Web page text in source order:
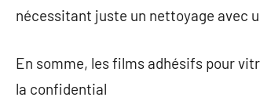
nécessitant juste un nettoyage avec
En somme, les films adhésifs pour
la confidential